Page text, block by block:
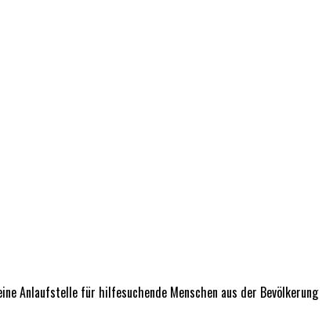
Anlaufstelle für hilfesuchende Menschen aus der Bevölkerung